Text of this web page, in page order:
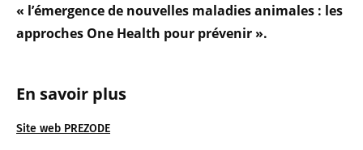
En savoir plus
Site web PREZODE
« l’émergence de nouvelles maladies animales : les
approches One Health pour prévenir ».